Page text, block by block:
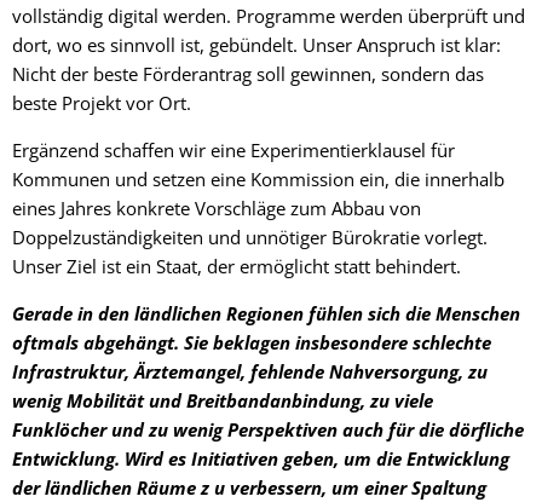
vollständig digital werden. Programme werden überprüft und
dort, wo es sinnvoll ist, gebündelt. Unser Anspruch ist klar:
Nicht der beste Förderantrag soll gewinnen, sondern das
beste Projekt vor Ort.
Ergänzend schaffen wir eine Experimentierklausel für
Kommunen und setzen eine Kommission ein, die innerhalb
eines Jahres konkrete Vorschläge zum Abbau von
Doppelzuständigkeiten und unnötiger Bürokratie vorlegt.
Unser Ziel ist ein Staat, der ermöglicht statt behindert.
Gerade in den ländlichen Regionen fühlen sich die Menschen
oftmals abgehängt. Sie beklagen insbesondere schlechte
Infrastruktur, Ärztemangel, fehlende Nahversorgung, zu
wenig Mobilität und Breitbandanbindung, zu viele
Funklöcher und zu wenig Perspektiven auch für die dörfliche
Entwicklung. Wird es Initiativen geben, um die Entwicklung
der ländlichen Räume z u verbessern, um einer Spaltung